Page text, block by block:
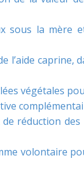
sous la mère
l’aide caprine,
végétales
réduction des
volontaire